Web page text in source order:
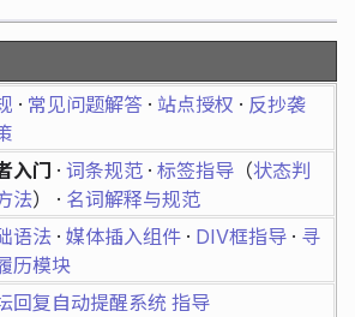
· 常见问题解答 · 站点授权 · 反抄袭
入门 · 词条规范 · 标签指导 （状态判
法） · 名词解释与规范
语法 · 媒体插入组件 · DIV框指导 · 寻
历模块
回复自动提醒系统 指导